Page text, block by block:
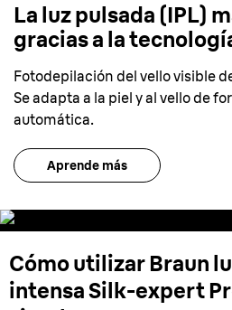
La luz pulsada (IPL)
gracias a la
Fotodepilación del vello visible
Se adapta a la piel y al vello de
automática.
Aprende más
Cómo utilizar Braun
intensa Silk-expert